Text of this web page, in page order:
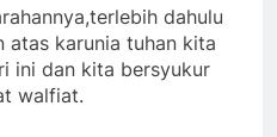
dahulu
atas karunia tuhan kita
ini dan kita bersyukur
walfiat.